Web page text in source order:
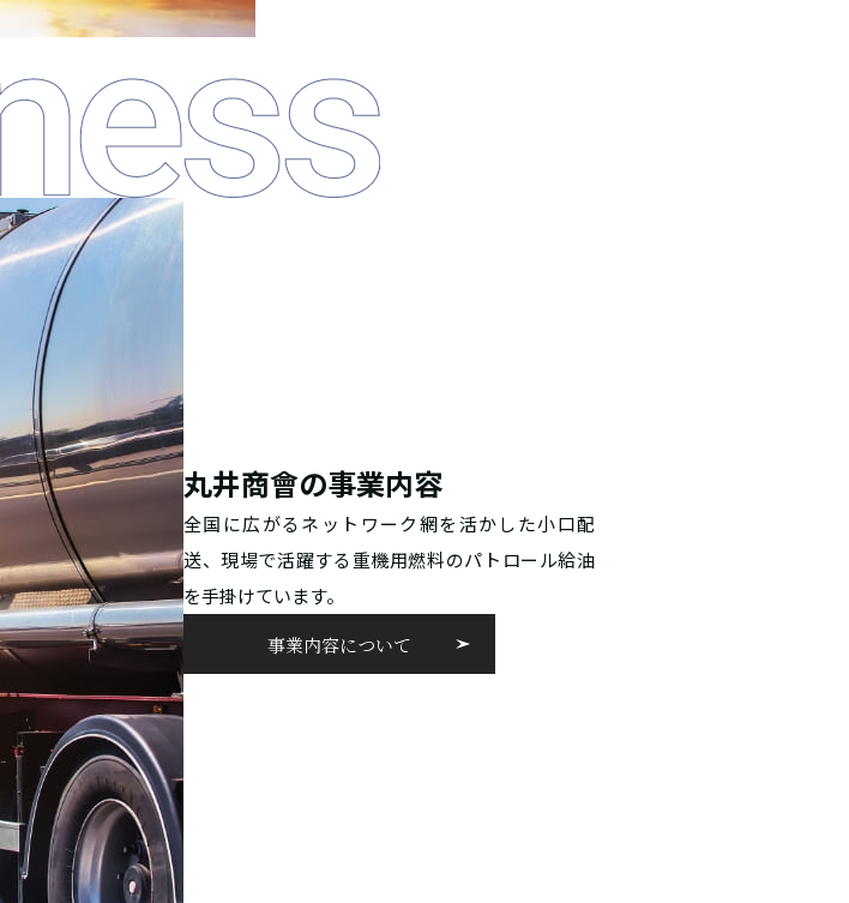
丸井商會の事業内容
全国に広がるネットワーク網を活かした小口配
送、現場で活躍する重機用燃料のパトロール給油
を手掛けています。
事業内容について